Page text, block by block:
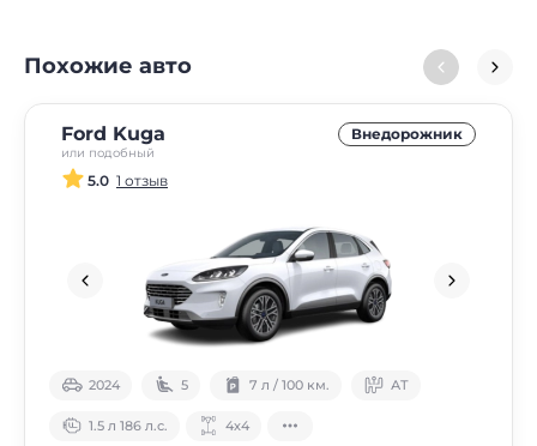
Похожие авто
Ford Kuga
или подобный
Внедорожник
5.0 1 отзыв
2024 5 7 л / 100 км. АТ
1.5 л 186 л.с. 4х4